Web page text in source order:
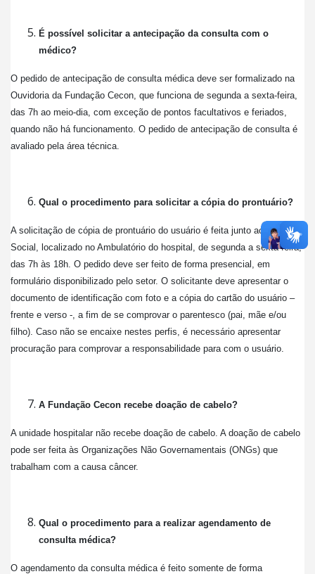
É possível solicitar a antecipação da consulta com o
médico?
O pedido de antecipação de consulta médica deve ser formalizado na
Ouvidoria da Fundação Cecon, que funciona de segunda a sexta-feira,
das 7h ao meio-dia, com exceção de pontos facultativos e feriados,
quando não há funcionamento. O pedido de antecipação de consulta é
avaliado pela área técnica.
Qual o procedimento para solicitar a cópia do prontuário?
A solicitação de cópia de prontuário do usuário é feita junto ao Serviço
Social, localizado no Ambulatório do hospital, de segunda a sexta-feira,
das 7h às 18h. O pedido deve ser feito de forma presencial, em
formulário disponibilizado pelo setor. O solicitante deve apresentar o
documento de identificação com foto e a cópia do cartão do usuário –
frente e verso -, a fim de se comprovar o parentesco (pai, mãe e/ou
filho). Caso não se encaixe nestes perfis, é necessário apresentar
procuração para comprovar a responsabilidade para com o usuário.
A Fundação Cecon recebe doação de cabelo?
A unidade hospitalar não recebe doação de cabelo. A doação de cabelo
pode ser feita às Organizações Não Governamentais (ONGs) que
trabalham com a causa câncer.
Qual o procedimento para a realizar agendamento de
consulta médica?
O agendamento da consulta médica é feito somente de forma